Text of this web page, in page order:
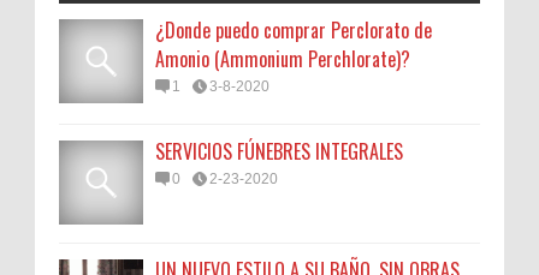
¿Donde puedo comprar Perclorato de
Amonio (Ammonium Perchlorate)?
1 3-8-2020
SERVICIOS FÚNEBRES INTEGRALES
0 2-23-2020